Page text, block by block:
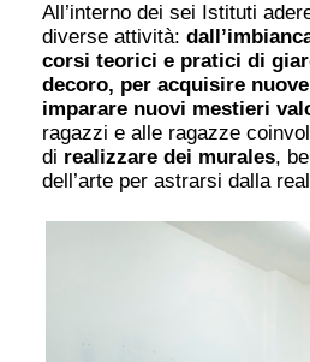
All’interno dei sei Istituti
diverse attività:
corsi teorici e pratici di
decoro, per acquisire
imparare nuovi mestieri
ragazzi e alle ragazze
di realizzare dei murales,
dell’arte per astrarsi dalla